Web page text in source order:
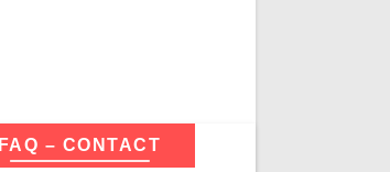
FAQ – CONTACT